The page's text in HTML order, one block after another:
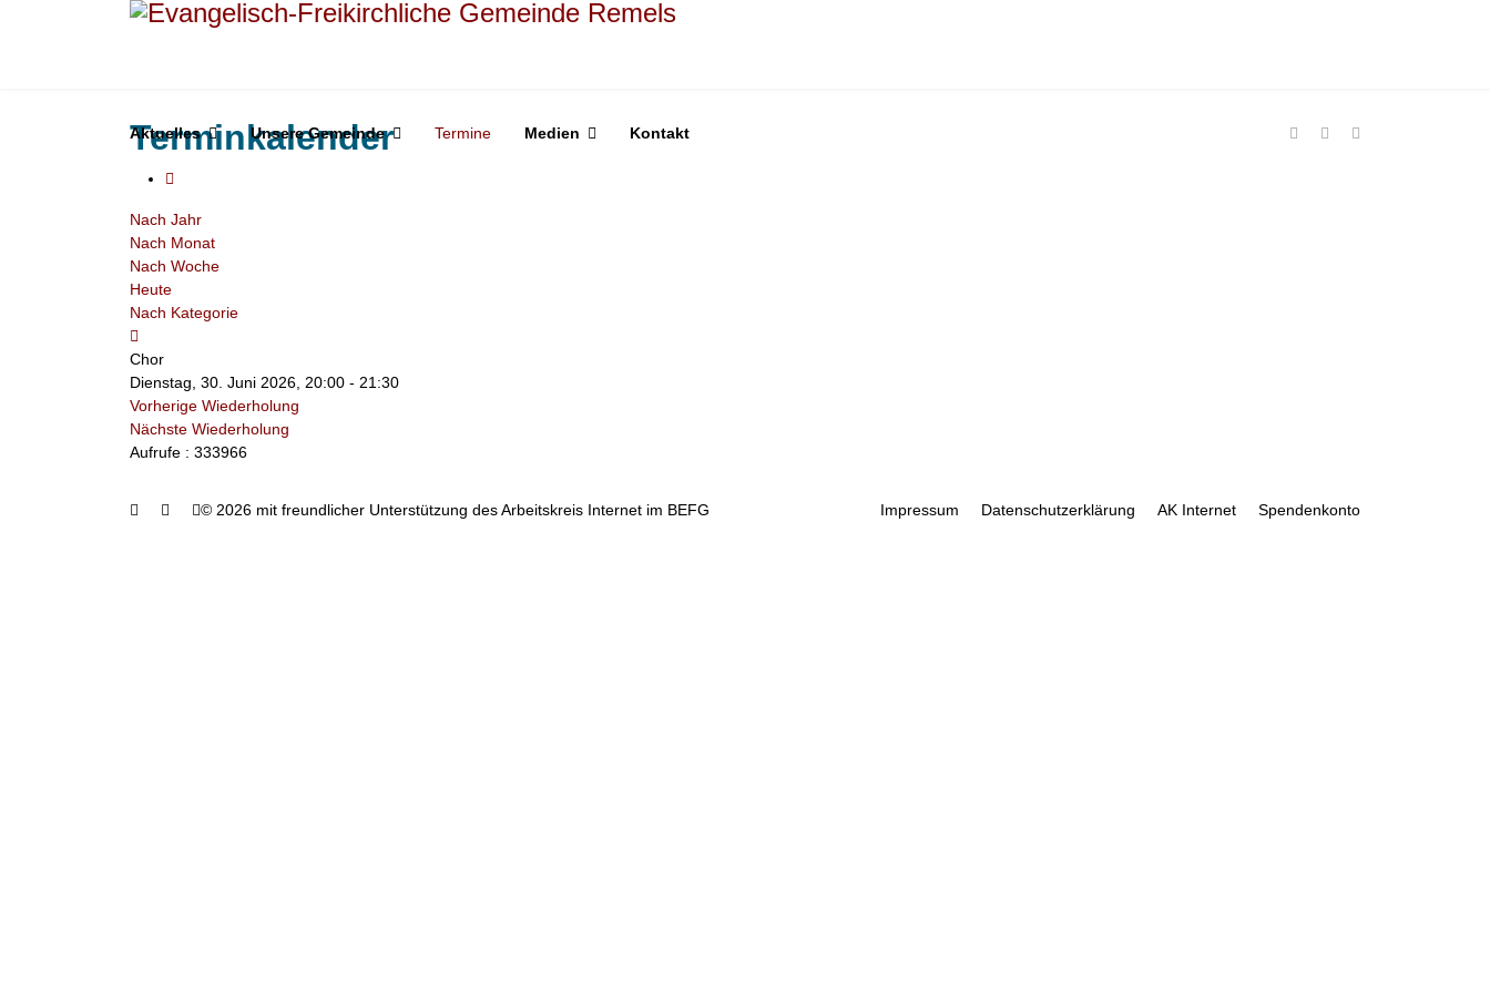
Aktuelles Unsere Gemeinde Termine Medien Kontakt
Terminkalender
Nach Jahr
Nach Monat
Nach Woche
Heute
Nach Kategorie
Chor
Dienstag, 30. Juni 2026, 20:00 - 21:30
Vorherige Wiederholung
Nächste Wiederholung
Aufrufe : 333966
© 2026 mit freundlicher Unterstützung des Arbeitskreis Internet im BEFG Impressum Datenschutzerklärung AK Internet Spendenkonto